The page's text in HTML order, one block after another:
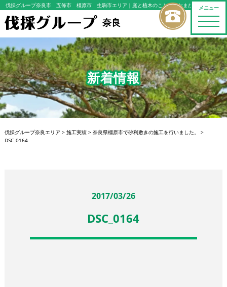
メニュー
toggle
伐採グループ奈良市 五條市 橿原市 生駒市エリア ｜庭と植木のことならおまかせください
奈良
新着情報
伐採グループ奈良エリア > 施工実績> 奈良県橿原市で砂利敷きの施工を行いました。
>
DSC_0164
2017/03/26
DSC_0164